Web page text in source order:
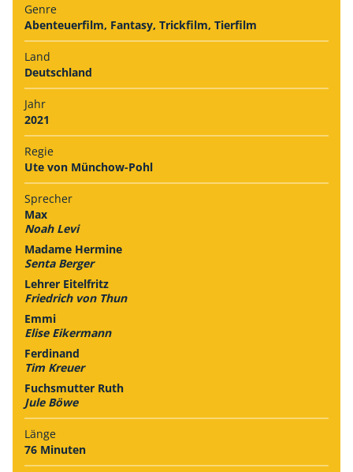
Genre
Abenteuerfilm, Fantasy, Trickfilm, Tierfilm
Land
Deutschland
Jahr
2021
Regie
Ute von Münchow-Pohl
Sprecher
Max
Noah Levi
Madame Hermine
Senta Berger
Lehrer Eitelfritz
Friedrich von Thun
Emmi
Elise Eikermann
Ferdinand
Tim Kreuer
Fuchsmutter Ruth
Jule Böwe
Länge
76 Minuten